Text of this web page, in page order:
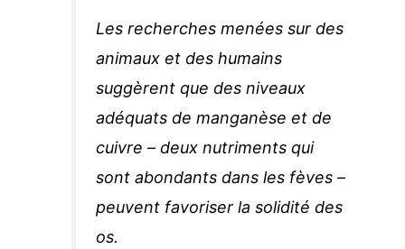
Les recherches menées sur des
animaux et des humains
suggèrent que des niveaux
adéquats de manganèse et de
cuivre – deux nutriments qui
sont abondants dans les fèves –
peuvent favoriser la solidité des
os.